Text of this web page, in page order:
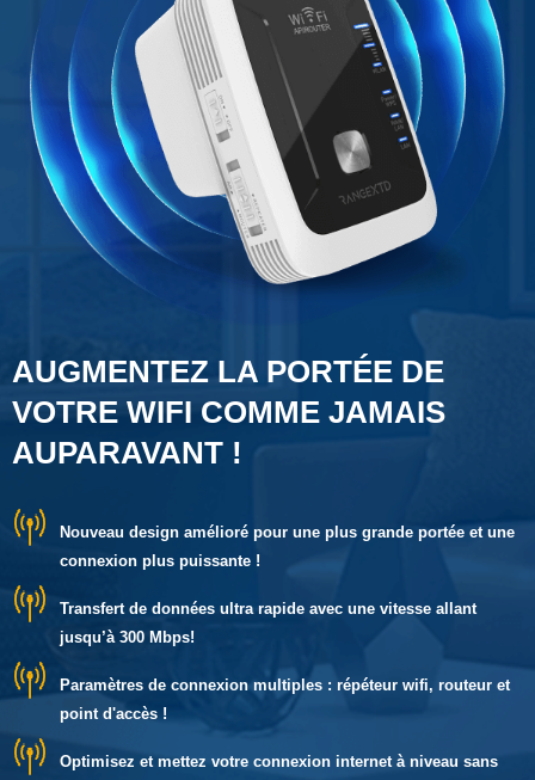
AUGMENTEZ LA PORTÉE DE
VOTRE WIFI COMME JAMAIS
AUPARAVANT !
Nouveau design amélioré pour une plus grande portée et une
connexion plus puissante !
Transfert de données ultra rapide avec une vitesse allant
jusqu’à 300 Mbps!
Paramètres de connexion multiples : répéteur wifi, routeur et
point d'accès !
Optimisez et mettez votre connexion internet à niveau sans